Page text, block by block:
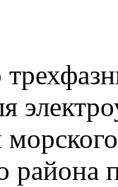
района